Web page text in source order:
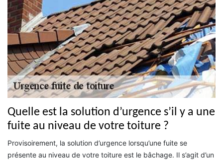
Quelle est la solution d’urgence s’il y a une
fuite au niveau de votre toiture ?
Provisoirement, la solution d’urgence lorsqu’une fuite se
présente au niveau de votre toiture est le bâchage. Il s’agit d’un